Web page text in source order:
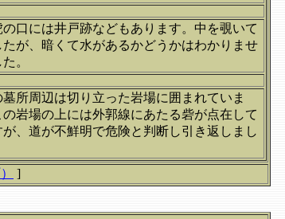
の口には井戸跡などもあります。中を覗いて
たが、暗くて水があるかどうかはわかりませ
。
墓所周辺は切り立った岩場に囲まれていま
の岩場の上には外郭線にあたる砦が点在して
が、道が不鮮明で危険と判断し引き返しまし
]